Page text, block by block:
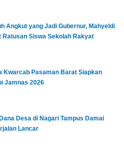
Angkut yang Jadi Gubernur, Mahyeldi
Ratusan Siswa Sekolah Rakyat
Kwarcab Pasaman Barat Siapkan
Jamnas 2026
Desa di Nagari Tampus Damai
Lancar